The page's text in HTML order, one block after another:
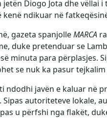
jetën Diogo Jota dhe vëllai
kenë ndikuar në
gazeta spanjolleMARCA
duke pretenduar se
minuta para përplasjes.
se nuk ka pasur
ndodhi javën e kaluar në
autoriteteve lokale,
u përfshi nga flakët,